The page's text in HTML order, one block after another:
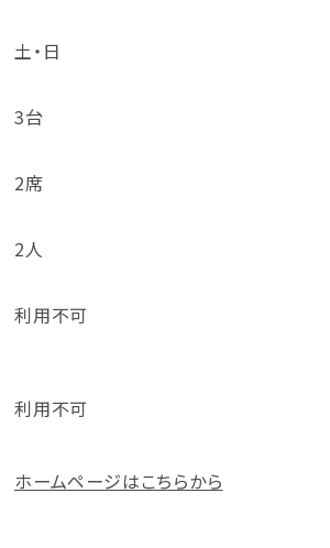
土・日
3台
2席
2人
利用不可
利用不可
ホームページはこちらから